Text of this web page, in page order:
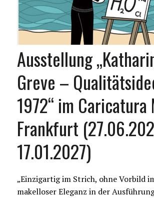
Ausstellung
Greve –
1972“ im Caricatura
Frankfurt
17.01.2027)
„Einzigartig im Strich, ohne Vorbild
makelloser Eleganz in der